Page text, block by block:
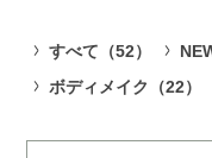
すべて（52）
ボディメイク（22）